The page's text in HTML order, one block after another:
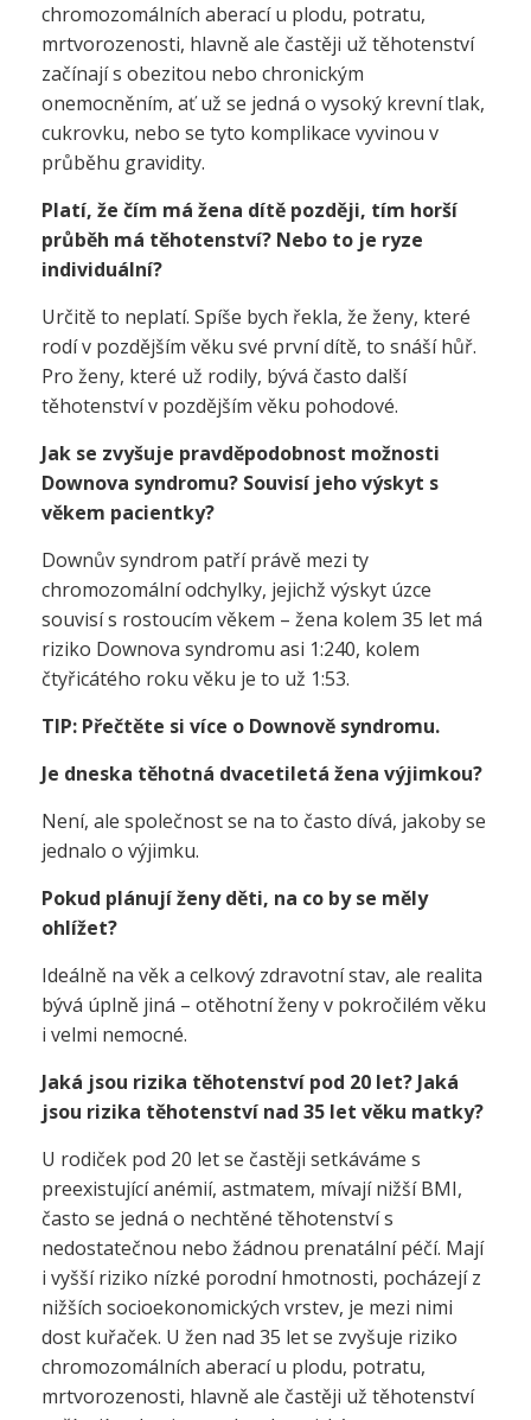
chromozomálních aberací u plodu, potratu,
mrtvorozenosti, hlavně ale častěji už těhotenství
začínají s obezitou nebo chronickým
onemocněním, ať už se jedná o vysoký krevní tlak,
cukrovku, nebo se tyto komplikace vyvinou v
průběhu gravidity.
Platí, že čím má žena dítě později, tím horší
průběh má těhotenství? Nebo to je ryze
individuální?
Určitě to neplatí. Spíše bych řekla, že ženy, které
rodí v pozdějším věku své první dítě, to snáší hůř.
Pro ženy, které už rodily, bývá často další
těhotenství v pozdějším věku pohodové.
Jak se zvyšuje pravděpodobnost možnosti
Downova syndromu? Souvisí jeho výskyt s
věkem pacientky?
Downův syndrom patří právě mezi ty
chromozomální odchylky, jejichž výskyt úzce
souvisí s rostoucím věkem – žena kolem 35 let má
riziko Downova syndromu asi 1:240, kolem
čtyřicátého roku věku je to už 1:53.
TIP: Přečtěte si více o Downově syndromu.
Je dneska těhotná dvacetiletá žena výjimkou?
Není, ale společnost se na to často dívá, jakoby se
jednalo o výjimku.
Pokud plánují ženy děti, na co by se měly
ohlížet?
Ideálně na věk a celkový zdravotní stav, ale realita
bývá úplně jiná – otěhotní ženy v pokročilém věku
i velmi nemocné.
Jaká jsou rizika těhotenství pod 20 let? Jaká
jsou rizika těhotenství nad 35 let věku matky?
U rodiček pod 20 let se častěji setkáváme s
preexistující anémií, astmatem, mívají nižší BMI,
často se jedná o nechtěné těhotenství s
nedostatečnou nebo žádnou prenatální péčí. Mají
i vyšší riziko nízké porodní hmotnosti, pocházejí z
nižších socioekonomických vrstev, je mezi nimi
dost kuřaček. U žen nad 35 let se zvyšuje riziko
chromozomálních aberací u plodu, potratu,
mrtvorozenosti, hlavně ale častěji už těhotenství